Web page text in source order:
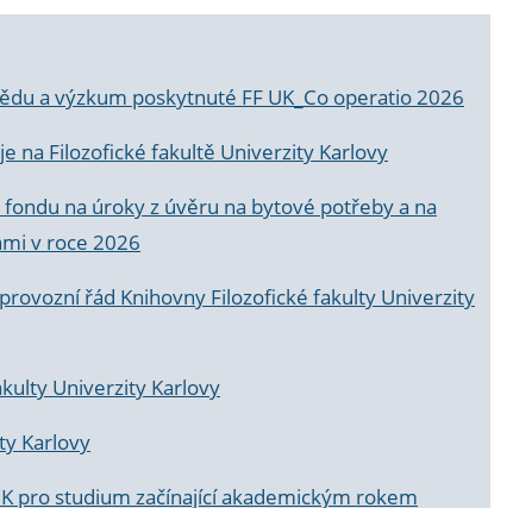
a výzkum poskytnuté FF UK_Co operatio 2026
na Filozofické fakultě Univerzity Karlovy
na úroky z úvěru na bytové potřeby a na
v roce 2026
řád Knihovny Filozofické fakulty Univerzity
Univerzity Karlovy
Karlovy
pro studium začínající akademickým rokem